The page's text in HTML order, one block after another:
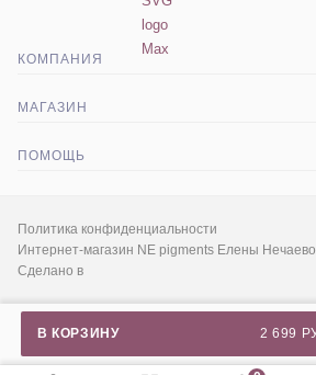
В КОРЗИНУ 2 699
КОМПАНИЯ
Экскурсия
Социальные сети
МАГАЗИН
Гарантия и срок возврата
Палитра цветов
Сертификаты MSDS
ПОМОЩЬ
Политика конфиденциальности
Интернет-магазин NE pigments Елены
Сделано в